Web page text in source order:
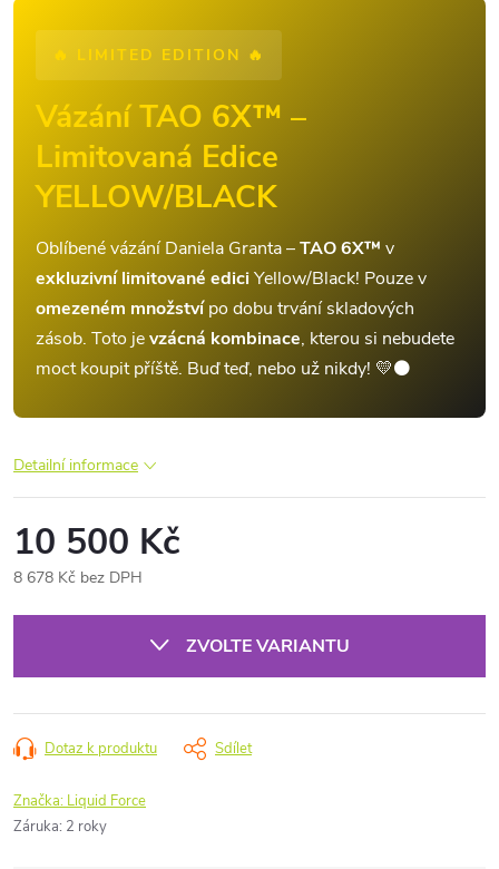
🔥 LIMITED EDITION 🔥
Vázání TAO 6X™ –
Limitovaná Edice
YELLOW/BLACK
Oblíbené vázání Daniela Granta –TAO 6X™ v
exkluzivní limitované ediciYellow/Black! Pouze v
omezeném množstvípo dobu trvání skladových
zásob. Toto jevzácná kombinace, kterou si nebudete
moct koupit příště. Buď teď, nebo už nikdy! 💛⚫
Detailní informace
10 500 Kč
8 678 Kč bez DPH
ZVOLTE VARIANTU
Dotaz k produktu Sdílet
Značka: Liquid Force
Záruka: 2 roky